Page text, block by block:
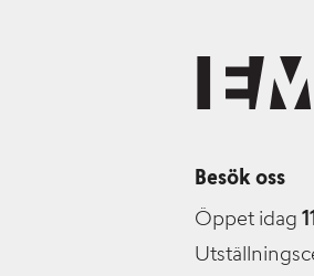
Besök oss
Öppet idag